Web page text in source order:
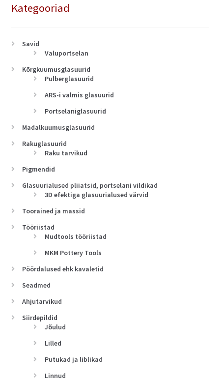
Kategooriad
Savid
Valuportselan
Kõrgkuumusglasuurid
Pulberglasuurid
ARS-i valmis glasuurid
Portselaniglasuurid
Madalkuumusglasuurid
Rakuglasuurid
Raku tarvikud
Pigmendid
Glasuurialused pliiatsid, portselani vildikad
3D efektiga glasuurialused värvid
Toorained ja massid
Tööriistad
Mudtools tööriistad
MKM Pottery Tools
Pöördalused ehk kavaletid
Seadmed
Ahjutarvikud
Siirdepildid
Jõulud
Lilled
Putukad ja liblikad
Linnud